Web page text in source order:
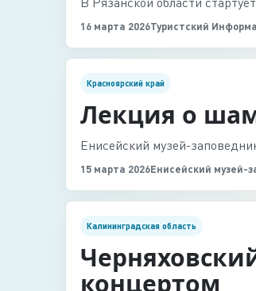
16 марта 2026Туристский
Красноярский край
Лекция о
Енисейский музей-
15 марта 2026Енисейский музей-
Калининградская область
концертом